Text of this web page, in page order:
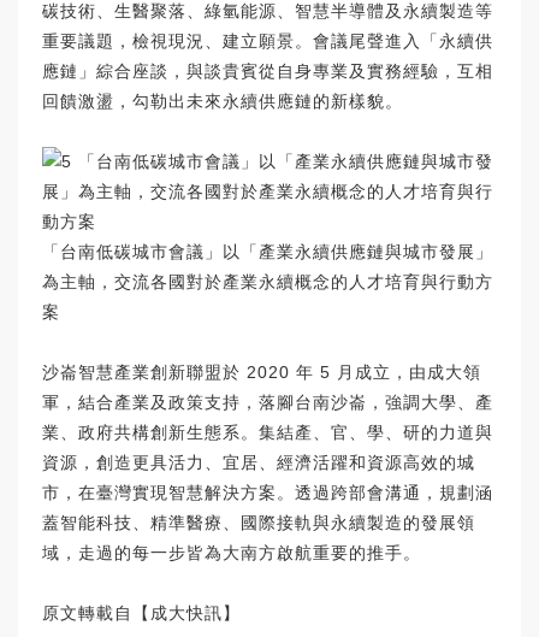
碳技術、生醫聚落、綠氫能源、智慧半導體及永續製造等
重要議題，檢視現況、建立願景。會議尾聲進入「永續供
應鏈」綜合座談，與談貴賓從自身專業及實務經驗，互相
回饋激盪，勾勒出未來永續供應鏈的新樣貌。
「台南低碳城市會議」以「產業永續供應鏈與城市發展」
為主軸，交流各國對於產業永續概念的人才培育與行動方
案
沙崙智慧產業創新聯盟於 2020 年 5 月成立，由成大領
軍，結合產業及政策支持，落腳台南沙崙，強調大學、產
業、政府共構創新生態系。集結產、官、學、研的力道與
資源，創造更具活力、宜居、經濟活躍和資源高效的城
市，在臺灣實現智慧解決方案。透過跨部會溝通，規劃涵
蓋智能科技、精準醫療、國際接軌與永續製造的發展領
域，走過的每一步皆為大南方啟航重要的推手。
原文轉載自【成大快訊】